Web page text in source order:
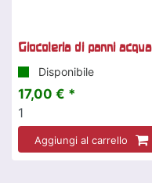
Giocoleria di panni acqua
Disponibile
17,00 € *
1
Aggiungi al carrello